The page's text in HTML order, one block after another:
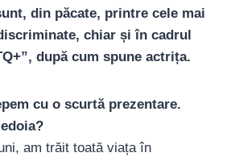
din păcate, printre cele mai
chiar și în cadrul
după cum spune actrița.
cu o scurtă prezentare.
am trăit toată viața în